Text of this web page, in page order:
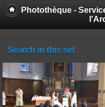
Photothèque -
Search in this set